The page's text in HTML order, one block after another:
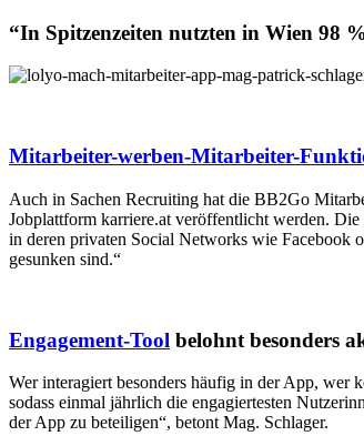
“In Spitzenzeiten nutzten in Wien 98
Mitarbeiter-werben-Mitarbeiter-
Auch in Sachen Recruiting hat die BB2Go
Jobplattform karriere.at veröffentlicht werden.
in deren privaten Social Networks wie Facebook
gesunken sind.“
Engagement-Tool belohnt besonders
Wer interagiert besonders häufig in der App, wer
sodass einmal jährlich die engagiertesten
der App zu beteiligen“, betont Mag. Schlager.